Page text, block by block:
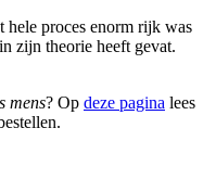
hele proces enorm rijk was
zijn theorie heeft gevat.
mens? Op deze pagina lees